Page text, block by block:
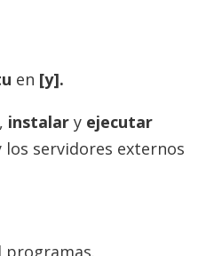
en [y].
, instalar y ejecutar
servidores externos
programas.